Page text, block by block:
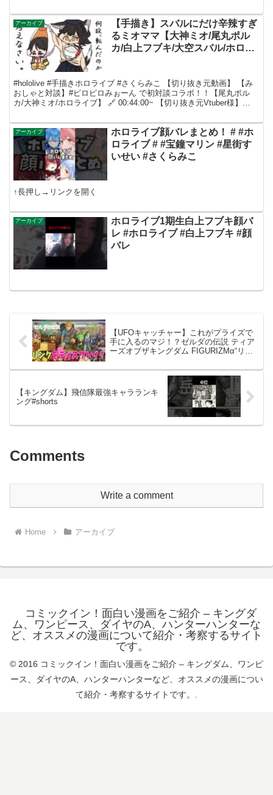
アーカイブ
【手描き】スバルにだけ辛辣すぎ
るミオママ【大神ミオ/尾丸ポル
カ/白上フブキ/大空スバル/ホロラ
#hololive #手描きホロライブ #さくらみこ 【切り抜き元動画】 【み
おしゃと対談】#ピロピロみぉーん で初対談コラボ！！【尾丸ポル
カ/大神ミオ/ホロライブ】 🔗 00:44:00~ 【切り抜き元Vtuber様】
アーカイブ
ホロライブ顔バレまとめ！ # #ホ
ロライブ # #宝鐘マリン #星街す
いせい #さくらみこ
↑長押し→リンクを開く
アーカイブ
ホロライブ1期生白上フブキ顔バ
レ #ホロライブ #白上フブキ #顔
バレ
【UFOキャッチャー】これがプライズで
手に入るのマジ！？ゼルダの伝説 ティア
ーズオブザキングダム FIGURIZMα“リン
【キングダム】飛信隊最強キャラランキ
ング#shorts
Comments
Write a comment
Home アーカイブ
コミックイン！面白い漫画をご紹介 – キングダ
ム、ワンピース、ダイヤのA、ハンターハンターな
ど、オススメの漫画について紹介・考察するサイト
です。
© 2016 コミックイン！面白い漫画をご紹介 – キングダム、ワンピ
ース、ダイヤのA、ハンターハンターなど、オススメの漫画につい
て紹介・考察するサイトです。.